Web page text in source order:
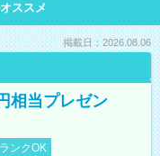
ススメ
掲載日：2026.08.06
相当プレゼン
ンクOK